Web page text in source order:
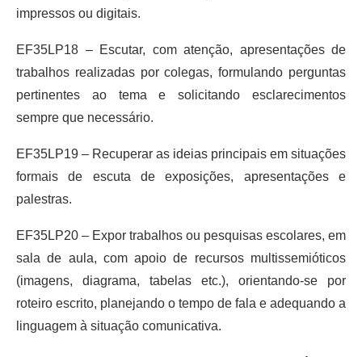
impressos ou digitais.
EF35LP18 – Escutar, com atenção, apresentações de
trabalhos realizadas por colegas, formulando perguntas
pertinentes ao tema e solicitando esclarecimentos
sempre que necessário.
EF35LP19 – Recuperar as ideias principais em situações
formais de escuta de exposições, apresentações e
palestras.
EF35LP20 – Expor trabalhos ou pesquisas escolares, em
sala de aula, com apoio de recursos multissemióticos
(imagens, diagrama, tabelas etc.), orientando-se por
roteiro escrito, planejando o tempo de fala e adequando a
linguagem à situação comunicativa.